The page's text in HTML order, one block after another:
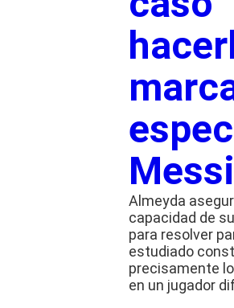
Messi
Almeyda
capacidad de
para resolver
estudiado
precisamente
en un jugador